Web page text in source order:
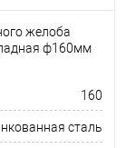
желоба
ф160мм
160
сталь